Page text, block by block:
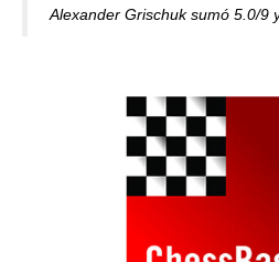
Alexander Grischuk sumó 5.0/9